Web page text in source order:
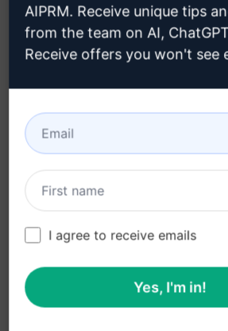
Adatta i contenuti in base
cliente
Vantaggi:
Risparmio di tempo nella
Contenuti personalizzati per
l'impatto
alla varietà di contenuti
Migliora la presenza online
AIPRM. Receive unique tips
from the team on AI,
Receive offers you won't see
I agree to receive emails
Yes, I'm in!